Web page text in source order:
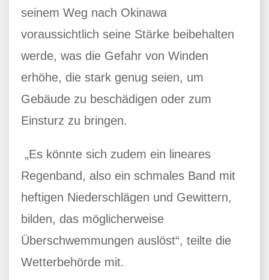
seinem Weg nach Okinawa
voraussichtlich seine Stärke beibehalten
werde, was die Gefahr von Winden
erhöhe, die stark genug seien, um
Gebäude zu beschädigen oder zum
Einsturz zu bringen.
„Es könnte sich zudem ein lineares
Regenband, also ein schmales Band mit
heftigen Niederschlägen und Gewittern,
bilden, das möglicherweise
Überschwemmungen auslöst“, teilte die
Wetterbehörde mit.